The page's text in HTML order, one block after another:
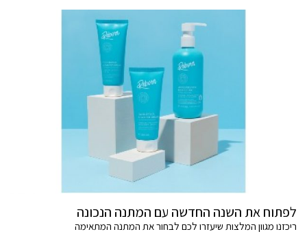
לפתוח את השנה החדשה עם המתנה הנכונה
ריכזנו מגוון המלצות שיעזרו לכם לבחור את המתנה המתאימה